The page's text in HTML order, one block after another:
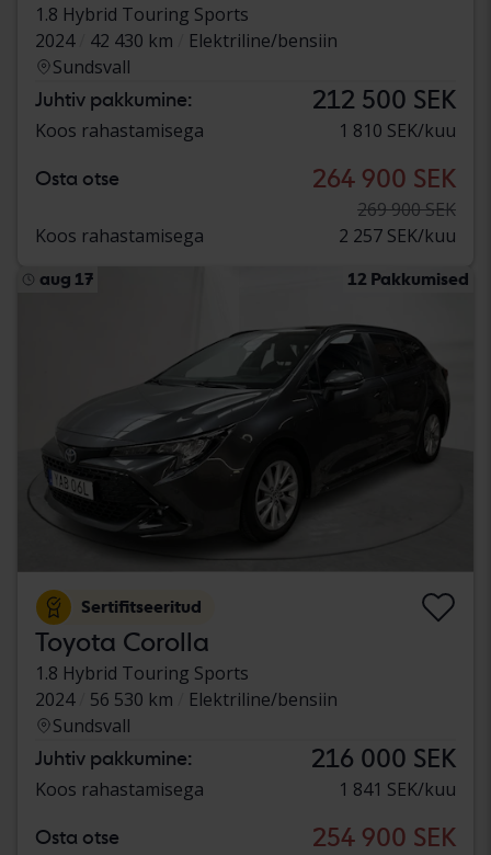
1.8 Hybrid Touring Sports
2024
42 430 km
Elektriline/bensiin
Sundsvall
Juhtiv pakkumine: 212 500 SEK
Koos rahastamisega 1 810 SEK/kuu
Osta otse 264 900 SEK
269 900 SEK
Koos rahastamisega
2 257 SEK/kuu
aug 17 12 Pakkumised
Sertifitseeritud
Toyota Corolla
1.8 Hybrid Touring Sports
2024
56 530 km
Elektriline/bensiin
Sundsvall
Juhtiv pakkumine: 216 000 SEK
Koos rahastamisega 1 841 SEK/kuu
Osta otse 254 900 SEK